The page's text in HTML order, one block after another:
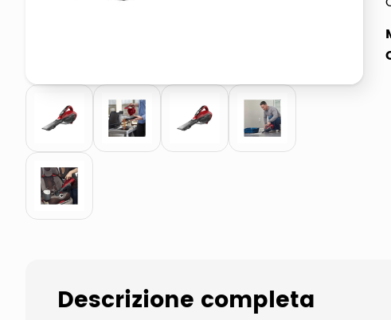
Descrizione completa